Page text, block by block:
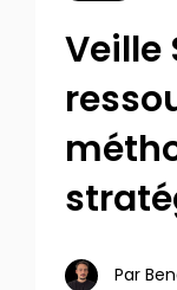
Veille
Par